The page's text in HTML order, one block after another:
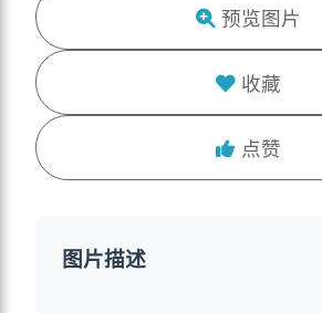
预览图片
收藏
点赞
图片描述